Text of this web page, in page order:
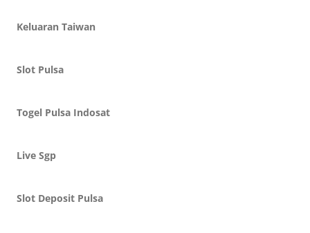
Keluaran Taiwan
Slot Pulsa
Togel Pulsa Indosat
Live Sgp
Slot Deposit Pulsa